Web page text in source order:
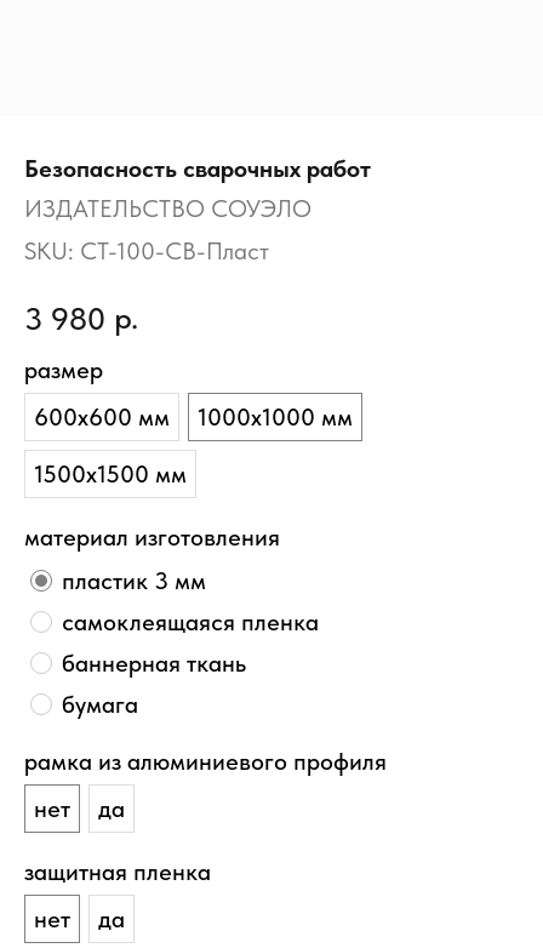
Безопасность сварочных работ
ИЗДАТЕЛЬСТВО СОУЭЛО
SKU: СТ-100-СВ-Пласт
3 980 р.
размер
600х600 мм
1000х1000 мм
1500х1500 мм
материал изготовления
пластик 3 мм
самоклеящаяся пленка
баннерная ткань
бумага
рамка из алюминиевого профиля
нет
да
защитная пленка
нет
да